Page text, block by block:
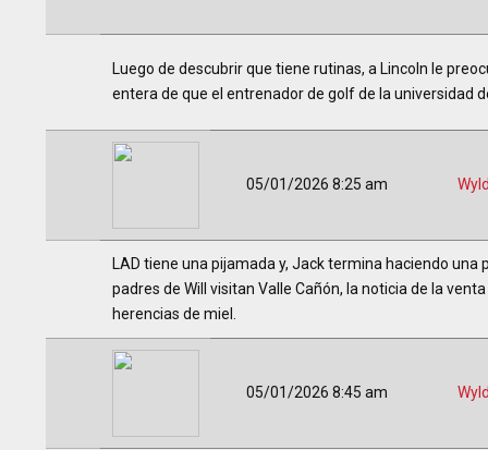
Luego de descubrir que tiene rutinas, a Lincoln le
entera de que el entrenador de golf de la universidad
05/01/2026 8:25 am
LAD tiene una pijamada y, Jack termina haciendo
padres de Will visitan Valle Cañón, la noticia de la
herencias de miel.
05/01/2026 8:45 am